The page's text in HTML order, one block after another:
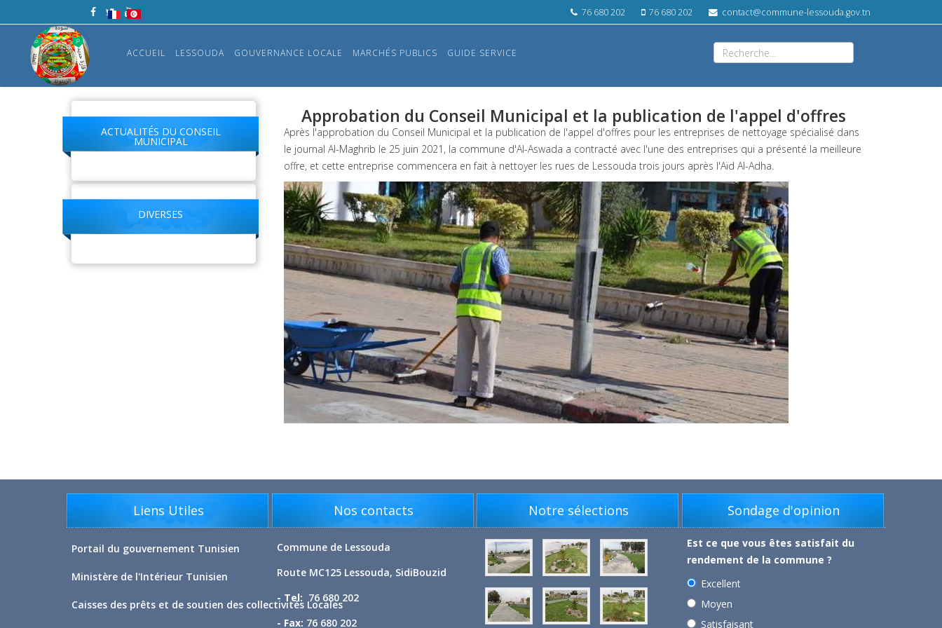
76 680 202 76 680 202 contact@commune-lessouda.gov.tn
ACCUEIL LESSOUDA GOUVERNANCE LOCALE MARCHÉS PUBLICS GUIDE SERVICE
ACTUALITÉS DU CONSEIL
MUNICIPAL
DIVERSES
Approbation du Conseil Municipal et la publication de l'appel d'offres
Après l'approbation du Conseil Municipal et la publication de l'appel d'offres pour les entreprises de nettoyage spécialisé dans
le journal Al-Maghrib le 25 juin 2021, la commune d'Al-Aswada a contracté avec l'une des entreprises qui a présenté la meilleure
offre, et cette entreprise commencera en fait à nettoyer les rues de Lessouda trois jours après l'Aïd Al-Adha.
Liens Utiles
Portail du gouvernement Tunisien
Ministère de l'Intérieur Tunisien
Caisses des prêts et de soutien des collectivités Locales
Nos contacts
Commune de Lessouda
Route MC125 Lessouda, SidiBouzid
- Tel: 76 680 202
- Fax: 76 680 202
Notre sélections Sondage d'opinion
Est ce que vous êtes satisfait du
rendement de la commune ?
Excellent
Moyen
Satisfaisant